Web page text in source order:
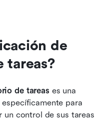
de
tareas?
de tareas es una
para
un control de sus tareas